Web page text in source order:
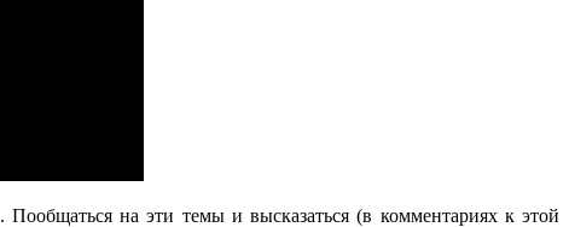
. Пообщаться на эти темы и высказаться (в комментариях к этой